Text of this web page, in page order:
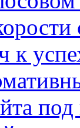
к